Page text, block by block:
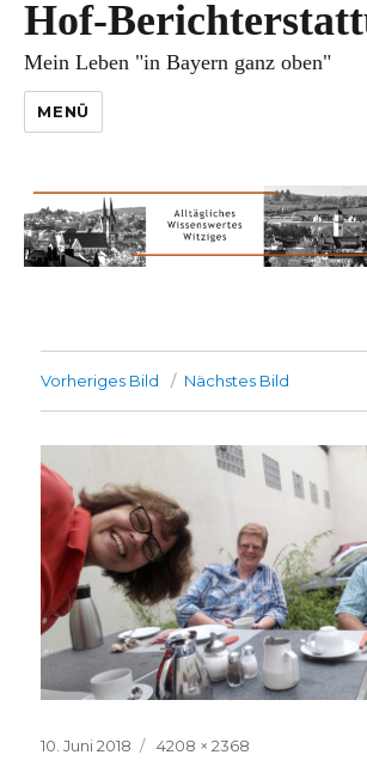
Hof-
Mein Leben "in Bayern ganz oben"
MENÜ
Vorheriges Bild Nächstes Bild
Veröffentlicht
10. Juni 2018
Volle
4208 × 2368